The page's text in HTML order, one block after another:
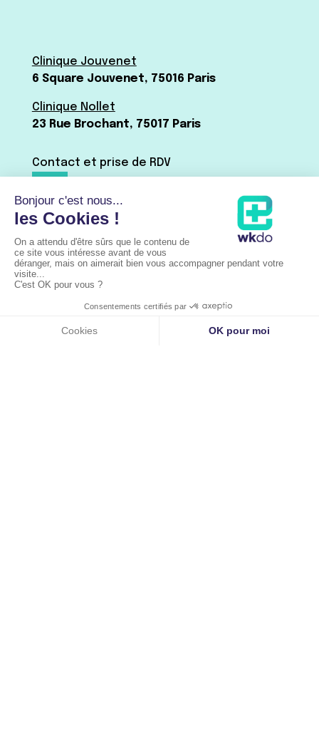
Clinique Jouvenet
6 Square Jouvenet, 75016 Paris
Clinique Nollet
23 Rue Brochant, 75017 Paris
Contact et prise de RDV
Dr Baudrier :01 42 15 41 44
Par mail ←
Via Doctolib
Dr Shitrit :